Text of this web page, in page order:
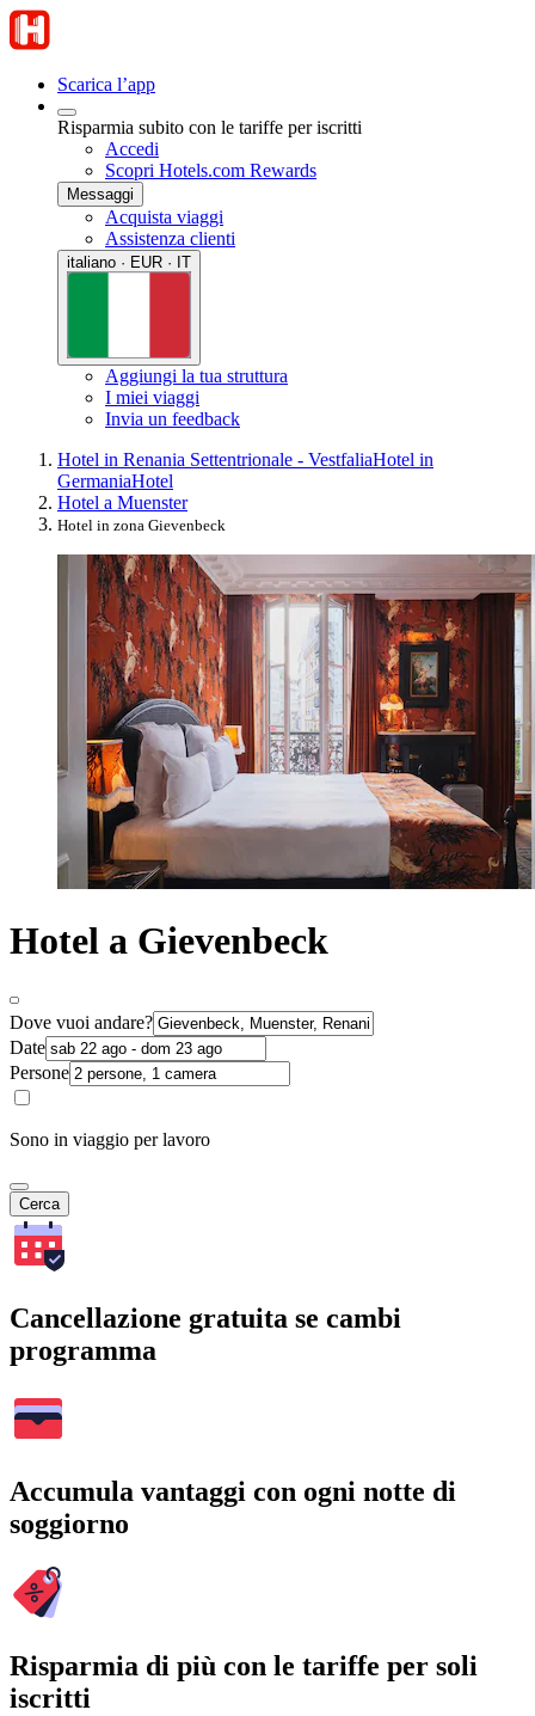
Scarica l’app
Risparmia subito con le tariffe per iscritti
Accedi
Scopri Hotels.com Rewards
Messaggi
Acquista viaggi
Assistenza clienti
italiano · EUR · IT
Aggiungi la tua struttura
I miei viaggi
Invia un feedback
Hotel in Renania Settentrionale - VestfaliaHotel in
GermaniaHotel
Hotel a Muenster
Hotel in zona Gievenbeck
Hotel a Gievenbeck
Dove vuoi andare?
Date
Persone
Sono in viaggio per lavoro
Cerca
Cancellazione gratuita se cambi
programma
Accumula vantaggi con ogni notte di
soggiorno
Risparmia di più con le tariffe per soli
iscritti